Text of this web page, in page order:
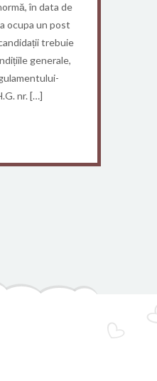
în data de
ocupa un post
trebuie
generale,
nr. […]